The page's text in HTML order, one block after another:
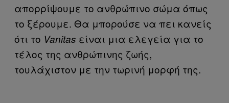
απορρίψουμε το ανθρώπινο σώμα όπως
το ξέρουμε. Θα μπορούσε να πει κανείς
ότι το Vanitas είναι μια ελεγεία για το
τέλος της ανθρώπινης ζωής,
τουλάχιστον με την τωρινή μορφή της.